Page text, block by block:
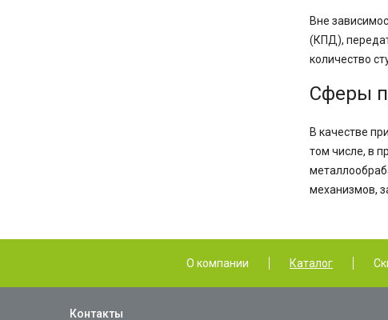
Вне
(КПД),
количество
Сферы
В качестве
том числе, в
механизмов,
О компании Каталог
Контакты